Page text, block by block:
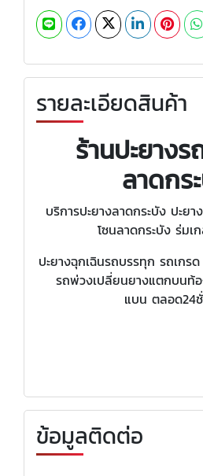
รายละเอียดสินค้า
ร้านปะยาง
ลาดกร
บริการปะยางลาดกระบัง ปะย
โซนลาดกระบัง ร่มเ
ปะยางฉุกเฉินรถบรรทุก รถเกร
รถพ่วงเปลี่ยนยางแตกบนท้
แบน ตลอด24
ข้อมูลติดต่อ